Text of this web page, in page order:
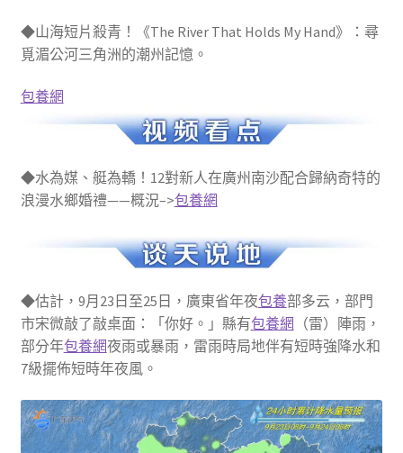
◆山海短片殺青！《The River That Holds My Hand》：尋
覓湄公河三角洲的潮州記憶。
包養網
◆水為媒、艇為轎！12對新人在廣州南沙配合歸納奇特的
浪漫水鄉婚禮——概況–>包養網
◆估計，9月23日至25日，廣東省年夜包養部多云，部門
市宋微敲了敲桌面：「你好。」縣有包養網 （雷）陣雨，
部分年包養網夜雨或暴雨，雷雨時局地伴有短時強降水和
7級擺佈短時年夜風。